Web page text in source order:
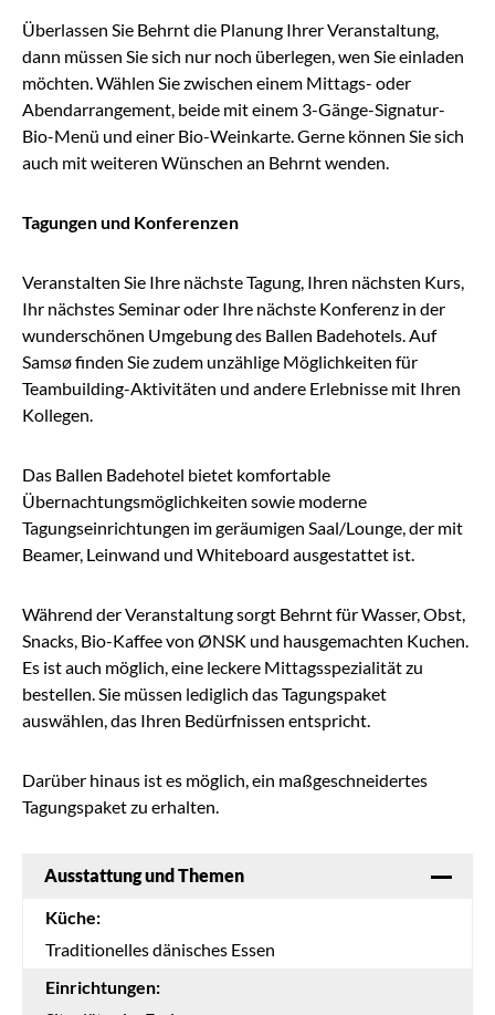
Überlassen Sie Behrnt die Planung Ihrer Veranstaltung,
dann müssen Sie sich nur noch überlegen, wen Sie einladen
möchten. Wählen Sie zwischen einem Mittags- oder
Abendarrangement, beide mit einem 3-Gänge-Signatur-
Bio-Menü und einer Bio-Weinkarte. Gerne können Sie sich
auch mit weiteren Wünschen an Behrnt wenden.
Tagungen und Konferenzen
Veranstalten Sie Ihre nächste Tagung, Ihren nächsten Kurs,
Ihr nächstes Seminar oder Ihre nächste Konferenz in der
wunderschönen Umgebung des Ballen Badehotels. Auf
Samsø finden Sie zudem unzählige Möglichkeiten für
Teambuilding-Aktivitäten und andere Erlebnisse mit Ihren
Kollegen.
Das Ballen Badehotel bietet komfortable
Übernachtungsmöglichkeiten sowie moderne
Tagungseinrichtungen im geräumigen Saal/Lounge, der mit
Beamer, Leinwand und Whiteboard ausgestattet ist.
Während der Veranstaltung sorgt Behrnt für Wasser, Obst,
Snacks, Bio-Kaffee von ØNSK und hausgemachten Kuchen.
Es ist auch möglich, eine leckere Mittagsspezialität zu
bestellen. Sie müssen lediglich das Tagungspaket
auswählen, das Ihren Bedürfnissen entspricht.
Darüber hinaus ist es möglich, ein maßgeschneidertes
Tagungspaket zu erhalten.
Ausstattung und Themen
Küche:
Traditionelles dänisches Essen
Einrichtungen: